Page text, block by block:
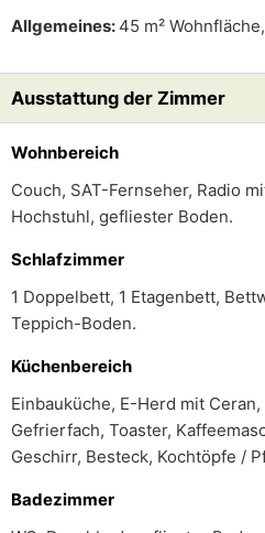
Allgemeines: 45 m²
Ausstattung der Zimmer
Wohnbereich
Couch, SAT-Fernseher, Radio
Hochstuhl, gefliester Boden.
Schlafzimmer
1 Doppelbett, 1 Etagenbett,
Teppich-Boden.
Küchenbereich
Einbauküche, E-Herd mit
Gefrierfach, Toaster,
Geschirr, Besteck, Kochtöpfe /
Badezimmer